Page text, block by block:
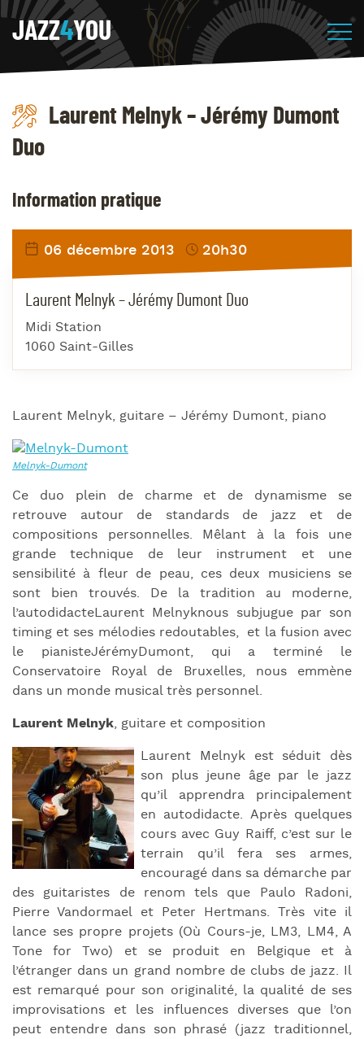
JAZZ4YOU
Laurent Melnyk – Jérémy Dumont
Duo
Laurent Melnyk, guitare – Jérémy Dumont, piano
Ce duo plein de charme et de dynamisme se
retrouve autour de standards de jazz et de
compositions personnelles. Mêlant à la fois une
grande technique de leur instrument et une
sensibilité à fleur de peau, ces deux musiciens se
sont bien trouvés. De la tradition au moderne,
l’autodidacteLaurent Melnyknous subjugue par son
timing et ses mélodies redoutables, et la fusion avec
le pianisteJérémyDumont, qui a terminé le
Conservatoire Royal de Bruxelles, nous emmène
dans un monde musical très personnel.
Laurent Melnyk, guitare et composition
Laurent Melnyk est séduit dès
son plus jeune âge par le jazz
qu’il apprendra principalement
en autodidacte. Après quelques
cours avec Guy Raiff, c’est sur le
terrain qu’il fera ses armes,
encouragé dans sa démarche par
des guitaristes de renom tels que Paulo Radoni,
Pierre Vandormael et Peter Hertmans. Très vite il
lance ses propre projets (Où Cours-je, LM3, LM4, A
Tone for Two) et se produit en Belgique et à
l’étranger dans un grand nombre de clubs de jazz. Il
est remarqué pour son originalité, la qualité de ses
improvisations et les influences diverses que l’on
peut entendre dans son phrasé (jazz traditionnel,
Information pratique
06 décembre 2013 20h30
Laurent Melnyk – Jérémy Dumont Duo
Midi Station
1060 Saint-Gilles